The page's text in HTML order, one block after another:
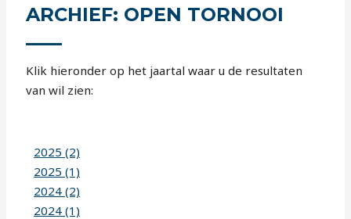
ARCHIEF: OPEN TORNOOI
Klik hieronder op het jaartal waar u de resultaten
van wil zien:
2025 (2)
2025 (1)
2024 (2)
2024 (1)